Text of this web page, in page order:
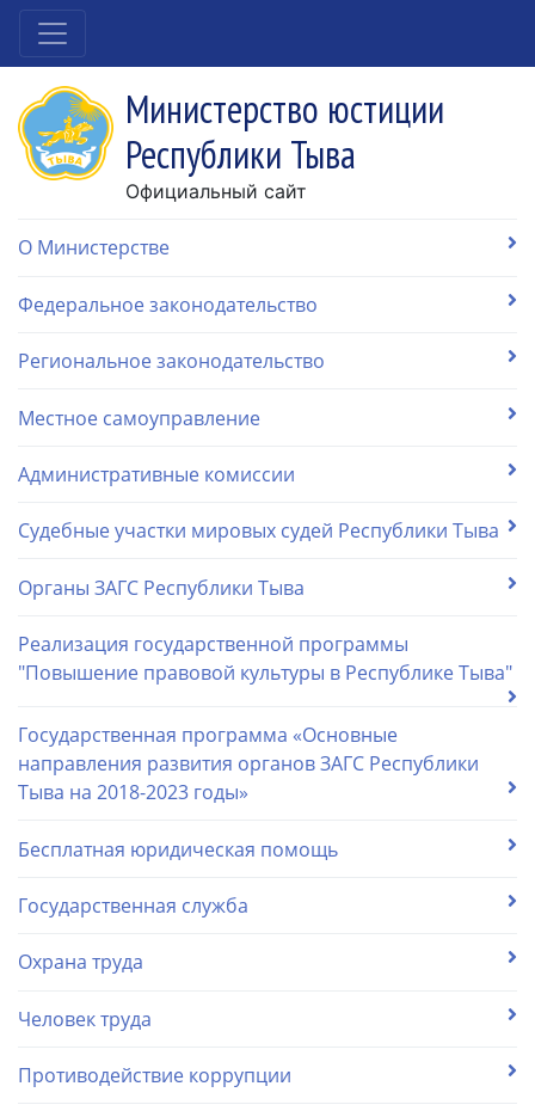
Министерство юстиции
Республики Тыва
Официальный сайт
О Министерстве
Федеральное законодательство
Региональное законодательство
Местное самоуправление
Административные комиссии
Судебные участки мировых судей Республики Тыва
Органы ЗАГС Республики Тыва
Реализация государственной программы
"Повышение правовой культуры в Республике Тыва"
Государственная программа «Основные
направления развития органов ЗАГС Республики
Тыва на 2018-2023 годы»
Бесплатная юридическая помощь
Государственная служба
Охрана труда
Человек труда
Противодействие коррупции